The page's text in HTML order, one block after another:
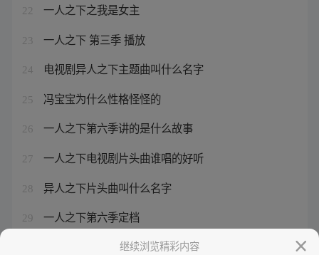
22 一人之下之我是女主
23 一人之下 第三季 播放
24 电视剧异人之下主题曲叫什么名字
25 冯宝宝为什么性格怪怪的
26 一人之下第六季讲的是什么故事
27 一人之下电视剧片头曲谁唱的好听
28 异人之下片头曲叫什么名字
29 一人之下第六季定档
异人之下动漫电视剧免费观看全集
继续浏览精彩内容